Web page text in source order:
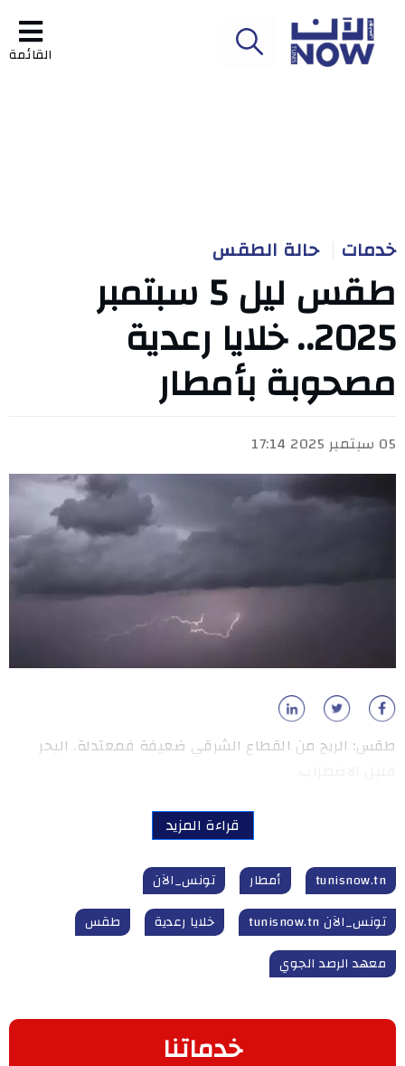
القائمة
خدمات حالة الطقس
طقس ليل 5 سبتمبر
2025.. خلايا رعدية
مصحوبة بأمطار
05 سبتمبر 2025 17:14
طقس: الريح من القطاع الشرقي ضعيفة فمعتدلة. البحر
قراءة المزيد
tunisnow.tn أمطار
تونس_الآن
تونس_الآن tunisnow.tn
خلايا رعدية
طقس
معهد الرصد الجوي
خدماتنا